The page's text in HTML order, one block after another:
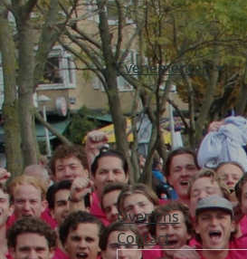
Evenementen
Over ons
Contact